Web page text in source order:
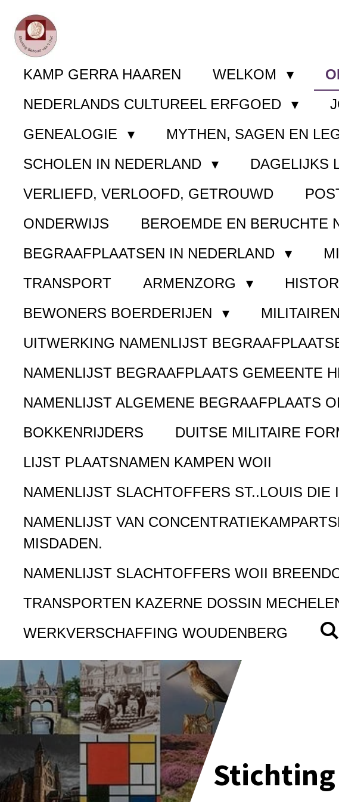
Ga
direct
naar
hoofdinhoud
KAMP GERRA HAAREN WELKOM
NEDERLANDS CULTUREEL ERFGOED
GENEALOGIE
MYTHEN, SAGEN EN
SCHOLEN IN NEDERLAND
DAGELIJKS
VERLIEFD, VERLOOFD, GETROUWD
ONDERWIJS
BEROEMDE EN BERUCHTE
BEGRAAFPLAATSEN IN NEDERLAND
TRANSPORT
ARMENZORG
BEWONERS BOERDERIJEN
UITWERKING NAMENLIJST
NAMENLIJST BEGRAAFPLAATS GEMEENTE
NAMENLIJST ALGEMENE BEGRAAFPLAATS
BOKKENRIJDERS
DUITSE MILITAIRE
LIJST PLAATSNAMEN KAMPEN WOII
NAMENLIJST SLACHTOFFERS ST..LOUIS
NAMENLIJST VAN
MISDADEN.
NAMENLIJST SLACHTOFFERS WOII
TRANSPORTEN KAZERNE DOSSIN
WERKVERSCHAFFING WOUDENBERG